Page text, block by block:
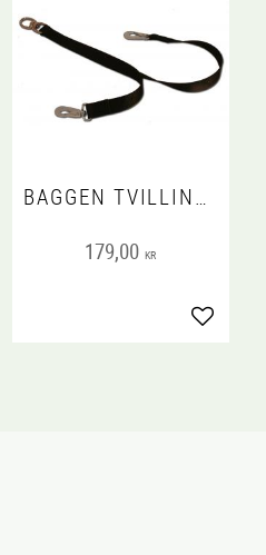
BAGGEN TVILLINGKOPPEL SVART
179,00 KR
Lägg till